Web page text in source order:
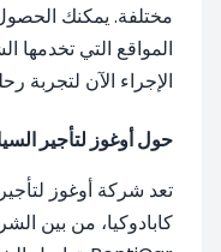
مختلفة. يمكنك
المواقع التي تخدمها
الإجراء الآن لتجربة
حول أوغوز لتأجير
تعد شركة أوغوز
كابادوكيا، من بين